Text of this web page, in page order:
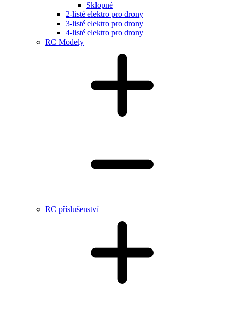
Sklopné
2-listé elektro pro drony
3-listé elektro pro drony
4-listé elektro pro drony
RC Modely
RC příslušenství